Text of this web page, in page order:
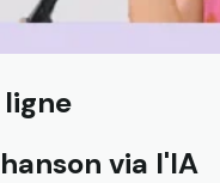
via l'IA